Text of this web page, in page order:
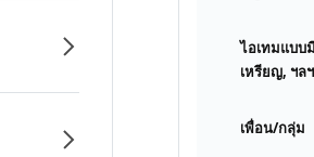
ไอเทมแบบ
เหรียญ, ฯล
เพื่อน/กลุ่ม